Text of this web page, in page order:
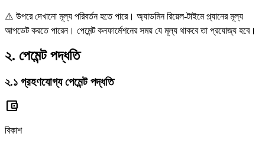
⚠️ উপরে দেখানো মূল্য পরিবর্তন হতে পারে। অ্যাডমিন রিয়েল-টাইমে প্ল্যানের মূল্য
আপডেট করতে পারেন। পেমেন্ট কনফার্মেশনের সময় যে মূল্য থাকবে তা প্রযোজ্য হবে।
২. পেমেন্ট পদ্ধতি
২.১ গ্রহণযোগ্য পেমেন্ট পদ্ধতি
account_balance_wallet
বিকাশ